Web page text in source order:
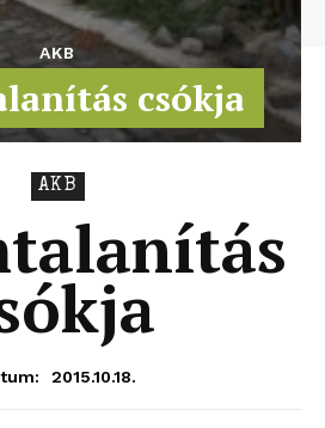
AKB
csókja
AKB
2015.10.18.